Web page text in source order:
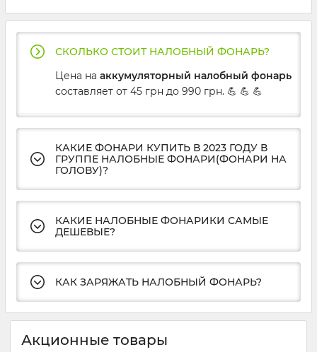
СКОЛЬКО СТОИТ НАЛОБНЫЙ ФОНАРЬ?
Цена на аккумуляторный налобный фонарь
составляет от 45 грн до 990 грн. 💪 💪 💪
КАКИЕ ФОНАРИ КУПИТЬ В 2023 ГОДУ В
ГРУППЕ НАЛОБНЫЕ ФОНАРИ(ФОНАРИ НА
ГОЛОВУ)?
КАКИЕ НАЛОБНЫЕ ФОНАРИКИ САМЫЕ
ДЕШЕВЫЕ?
КАК ЗАРЯЖАТЬ НАЛОБНЫЙ ФОНАРЬ?
Акционные товары